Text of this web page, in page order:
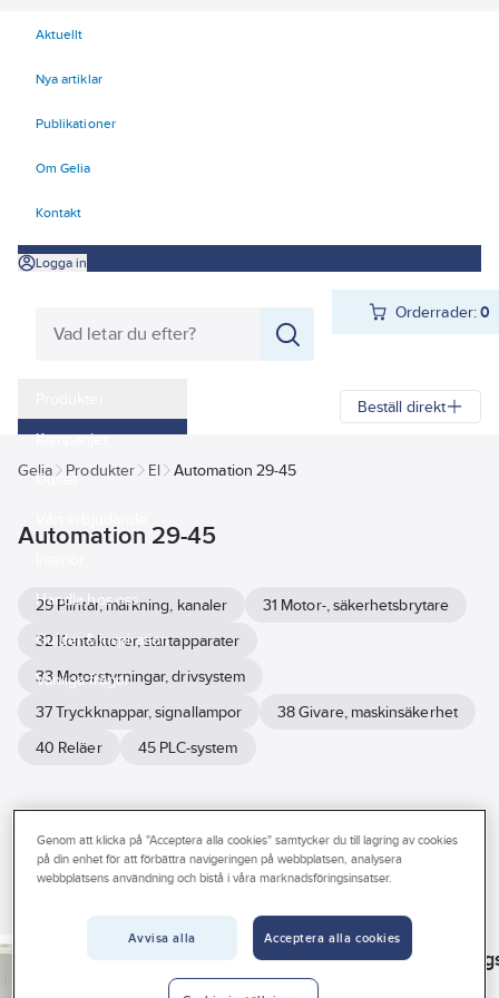
Aktuellt
Nya artiklar
Publikationer
Om Gelia
Kontakt
Logga in
Orderrader:0
Kampanjer
Outlet
Handla hos oss
Guider & inspiration
Vanliga frågor
Beställ direkt
Gelia Produkter El Automation 29-45
Automation 29-45
29 Plintar, märkning, kanaler
31 Motor-, säkerhetsbrytare
32 Kontaktorer, startapparater
33 Motorstyrningar, drivsystem
37 Tryckknappar, signallampor
38 Givare, maskinsäkerhet
40 Reläer
45 PLC-system
Varumärke Lagerförd
REACH – Fri från Kandidatämne
Se
alla
filter
Produkter (1995)
plastkapslad SBG
EATON
Kapsling för
PKZM01
EATON
Motorskyddsbrytare
Promotor okapslad
Art nr:
EATON
Genom att klicka på "Acceptera alla cookies" samtycker du till lagring av cookies
på din enhet för att förbättra navigeringen på webbplatsen, analysera
webbplatsens användning och bistå i våra marknadsföringsinsatser.
Avvisa alla Acceptera alla cookies